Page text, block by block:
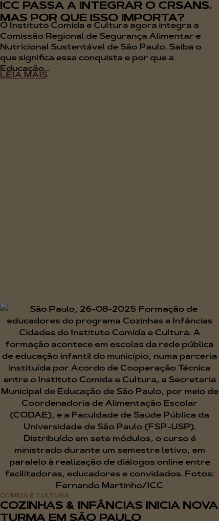
ICC PASSA A INTEGRAR O CRSANS.
MAS POR QUE ISSO IMPORTA?
O Instituto Comida e Cultura agora integra a
Comissão Regional de Segurança Alimentar e
Nutricional Sustentável de São Paulo. Saiba o
que significa essa conquista e por que a
Educação...
LEIA MAIS
COMIDA E CULTURA
COZINHAS & INFÂNCIAS INICIA NOVA
TURMA EM SÃO PAULO